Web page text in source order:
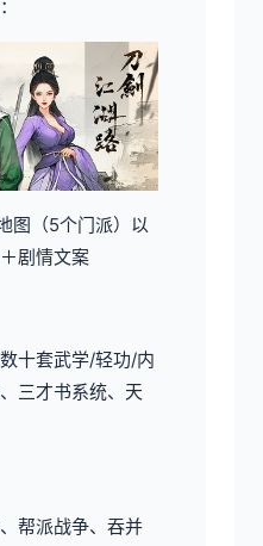
图（5个门派）以
剧情文案
十套武学/轻功/内
三才书系统、天
帮派战争、吞并